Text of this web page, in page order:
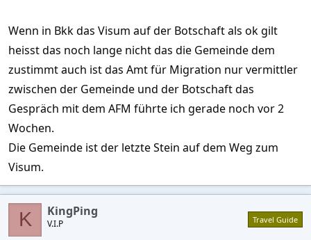
Wenn in Bkk das Visum auf der Botschaft als ok gilt
heisst das noch lange nicht das die Gemeinde dem
zustimmt auch ist das Amt für Migration nur vermittler
zwischen der Gemeinde und der Botschaft das
Gespräch mit dem AFM führte ich gerade noch vor 2
Wochen.
Die Gemeinde ist der letzte Stein auf dem Weg zum
Visum.
K KingPing
V.I.P Travel Guide